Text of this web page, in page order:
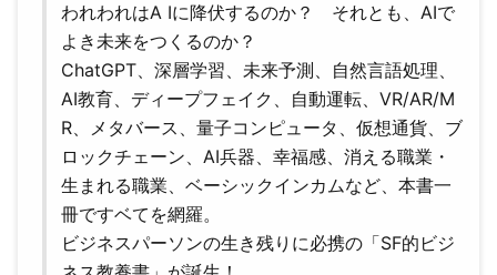
われわれはA Iに降伏するのか？ それとも、AIで
よき未来をつくるのか？
ChatGPT、深層学習、未来予測、自然言語処理、
AI教育、ディープフェイク、自動運転、VR/AR/M
R、メタバース、量子コンピュータ、仮想通貨、ブ
ロックチェーン、AI兵器、幸福感、消える職業・
生まれる職業、ベーシックインカムなど、本書一
冊ですベてを網羅。
ビジネスパーソンの生き残りに必携の「SF的ビジ